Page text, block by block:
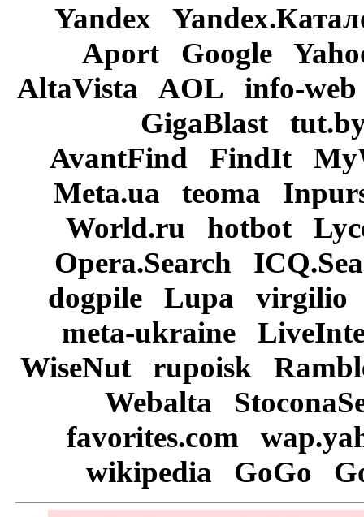
Yandex
Aport Google
AltaVista AOL info-web
GigaBlast
AvantFind FindIt
Meta.ua teoma
World.ru hotbot
Opera.Search
dogpile Lupa virgilio
meta-ukraine
WiseNut rupoisk
Webalta
favorites.com
wikipedia GoGo